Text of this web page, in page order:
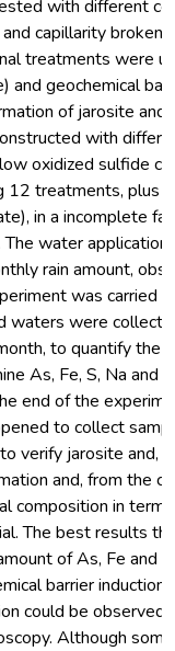
with different
capillarity broken
treatments were
and geochemical
of jarosite
with
oxidized sulfide
12 treatments, plus
in a incomplete
The water
rain amount,
was carried
waters were
to quantify the
As, Fe, S, Na and
end of the
to collect
verify jarosite and,
and, from the
composition in
The best results
of As, Fe and
barrier
could be observed
Although